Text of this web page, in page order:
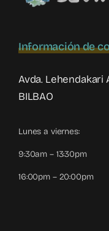
Información de
Avda. Lehendakari
BILBAO
Lunes a viernes:
9:30am – 13:30pm
16:00pm – 20:00pm